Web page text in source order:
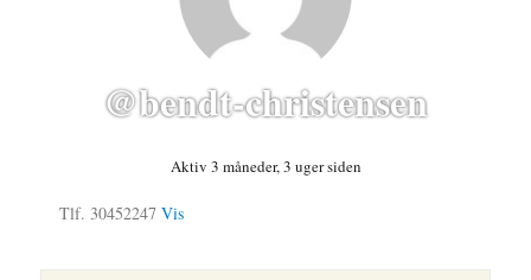
@bendt-christensen
Aktiv 3 måneder, 3 uger siden
Tlf. 30452247Vis